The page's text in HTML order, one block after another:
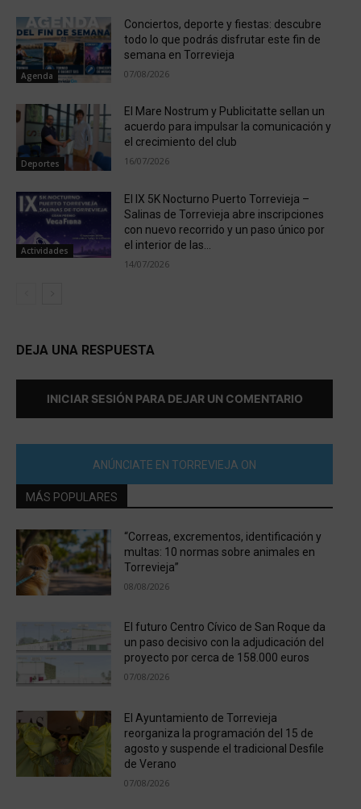
Agenda
Conciertos, deporte y fiestas: descubre
todo lo que podrás disfrutar este fin de
semana en Torrevieja
07/08/2026
Deportes
El Mare Nostrum y Publicitatte sellan un
acuerdo para impulsar la comunicación y
el crecimiento del club
16/07/2026
Actividades
El IX 5K Nocturno Puerto Torrevieja –
Salinas de Torrevieja abre inscripciones
con nuevo recorrido y un paso único por
el interior de las...
14/07/2026
DEJA UNA RESPUESTA
INICIAR SESIÓN PARA DEJAR UN COMENTARIO
ANÚNCIATE EN TORREVIEJA ON
MÁS POPULARES
“Correas, excrementos, identificación y
multas: 10 normas sobre animales en
Torrevieja”
08/08/2026
El futuro Centro Cívico de San Roque da
un paso decisivo con la adjudicación del
proyecto por cerca de 158.000 euros
07/08/2026
El Ayuntamiento de Torrevieja
reorganiza la programación del 15 de
agosto y suspende el tradicional Desfile
de Verano
07/08/2026